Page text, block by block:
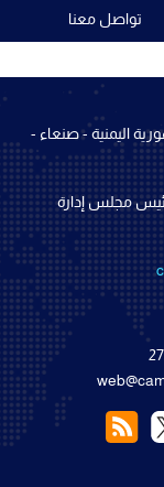
تواصل معنا
اليمنية - صنعاء -
رئيس مجلس إدارة